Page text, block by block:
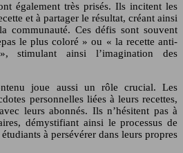
également très prisés. Ils incitent les
et à partager le résultat, créant ainsi
communauté. Ces défis sont souvent
le plus coloré » ou « la recette anti-
stimulant ainsi l’imagination des
joue aussi un rôle crucial. Les
personnelles liées à leurs recettes,
leurs abonnés. Ils n’hésitent pas à
démystifiant ainsi le processus de
à persévérer dans leurs propres